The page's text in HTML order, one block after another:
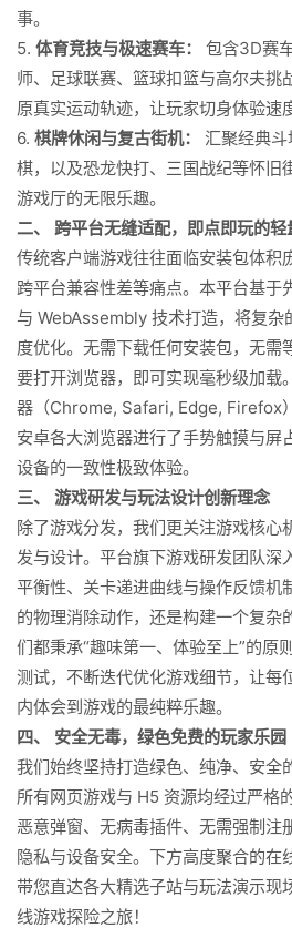
事。
5. 体育竞技与极速赛车：
包含3D赛
师、足球联赛、篮球扣篮与高尔夫挑
原真实运动轨迹，让玩家切身体验速
6. 棋牌休闲与复古街机：
汇聚经典
棋，以及恐龙快打、三国战纪等怀旧
游戏厅的无限乐趣。
二、 跨平台无缝适配，即点即玩的轻
传统客户端游戏往往面临安装包体积
跨平台兼容性差等痛点。本平台基
与 WebAssembly 技术打造，将复杂
度优化。无需下载任何安装包，无需
要打开浏览器，即可实现毫秒级加载
器（Chrome, Safari, Edge, Firefox
安卓各大浏览器进行了手势触摸与屏
设备的一致性极致体验。
三、 游戏研发与玩法设计创新理念
除了游戏分发，我们更关注游戏核
发与设计。平台旗下游戏研发团队深
平衡性、关卡递进曲线与操作反馈机
的物理消除动作，还是构建一个复杂
们都秉承“趣味第一、体验至上”的原
测试，不断迭代优化游戏细节，让每
内体会到游戏的最纯粹乐趣。
四、 安全无毒，绿色免费的玩家乐园
我们始终坚持打造绿色、纯净、安全
所有网页游戏与 H5 资源均经过严格
恶意弹窗、无病毒插件、无需强制注
隐私与设备安全。下方高度聚合的在
带您直达各大精选子站与玩法演示现
线游戏探险之旅！